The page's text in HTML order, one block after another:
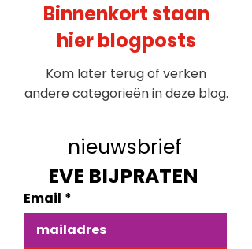
Binnenkort staan
hier blogposts
Kom later terug of verken
andere categorieën in deze blog.
nieuwsbrief
Email *